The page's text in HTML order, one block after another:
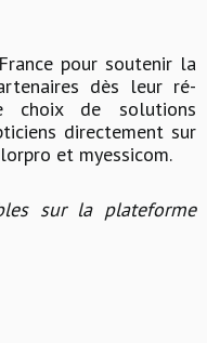
pour soutenir la
dès leur ré-
choix de solutions
directement sur
et myessicom.
sur la plateforme